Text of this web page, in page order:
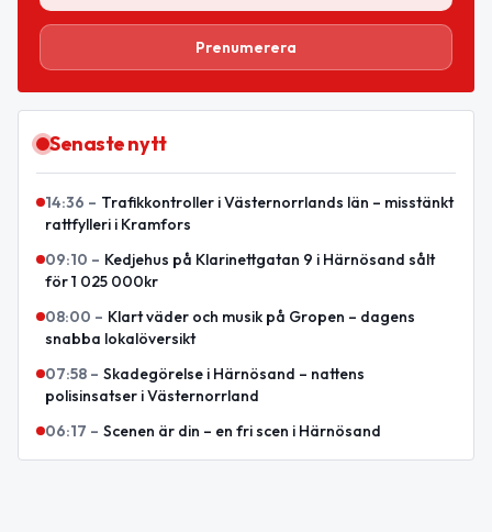
Prenumerera
Senaste nytt
14:36 – Trafikkontroller i Västernorrlands län – misstänkt
rattfylleri i Kramfors
09:10 – Kedjehus på Klarinettgatan 9 i Härnösand sålt
för 1 025 000kr
08:00 – Klart väder och musik på Gropen – dagens
snabba lokalöversikt
07:58 – Skadegörelse i Härnösand – nattens
polisinsatser i Västernorrland
06:17 – Scenen är din – en fri scen i Härnösand